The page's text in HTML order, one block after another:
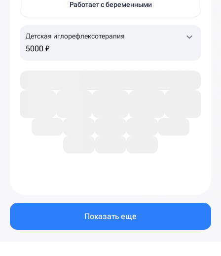
Работает с беременными
Детская иглорефлексотерапия
5000 ₽
Показать еще